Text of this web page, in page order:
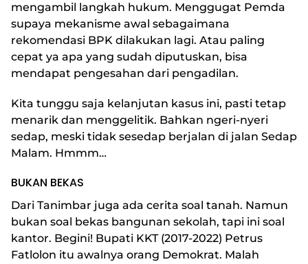
mengambil langkah hukum. Menggugat Pemda
supaya mekanisme awal sebagaimana
rekomendasi BPK dilakukan lagi. Atau paling
cepat ya apa yang sudah diputuskan, bisa
mendapat pengesahan dari pengadilan.
Kita tunggu saja kelanjutan kasus ini, pasti tetap
menarik dan menggelitik. Bahkan ngeri-nyeri
sedap, meski tidak sesedap berjalan di jalan Sedap
Malam. Hmmm…
BUKAN BEKAS
Dari Tanimbar juga ada cerita soal tanah. Namun
bukan soal bekas bangunan sekolah, tapi ini soal
kantor. Begini! Bupati KKT (2017-2022) Petrus
Fatlolon itu awalnya orang Demokrat. Malah